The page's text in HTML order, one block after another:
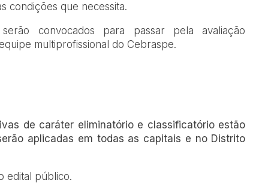
condições que necessita.
convocados para passar pela avaliação
multiprofissional do Cebraspe.
de caráter eliminatório e classificatório estão
aplicadas em todas as capitais e no Distrito
edital público.